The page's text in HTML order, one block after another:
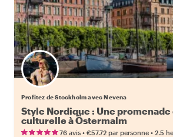
Profitez de Stockholm avec Nevena
Style Nordique : Une
culturelle à Östermalm
76 avis • €57.72 par personne • 2.5